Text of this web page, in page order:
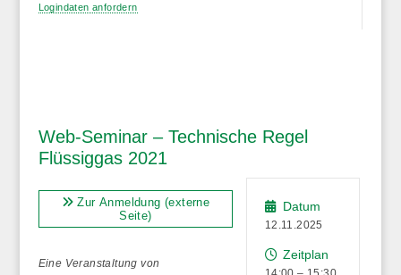
Logindaten anfordern
Web-Seminar – Technische Regel
Flüssiggas 2021
Zur Anmeldung (externe
Seite)
Eine Veranstaltung von
Datum
12.11.2025
Zeitplan